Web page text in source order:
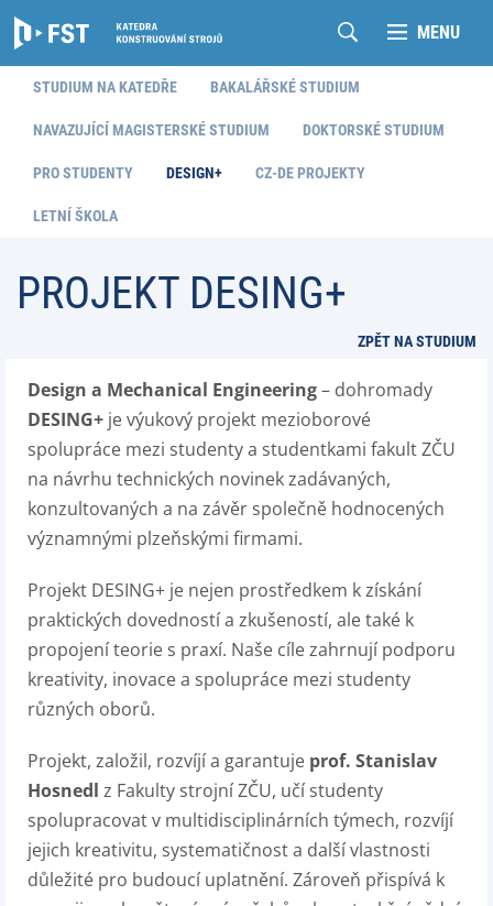
MENU
STUDIUM NA KATEDŘE BAKALÁŘSKÉ STUDIUM
NAVAZUJÍCÍ MAGISTERSKÉ STUDIUM DOKTORSKÉ STUDIUM
PRO STUDENTY DESIGN+ CZ-DE PROJEKTY
LETNÍ ŠKOLA
PROJEKT DESING+
ZPĚT NA STUDIUM
Design a Mechanical Engineering– dohromady
DESING+ je výukový projekt mezioborové
spolupráce mezi studenty a studentkami fakult ZČU
na návrhu technických novinek zadávaných,
konzultovaných a na závěr společně hodnocených
významnými plzeňskými firmami.
Projekt DESING+ je nejen prostředkem k získání
praktických dovedností a zkušeností, ale také k
propojení teorie s praxí. Naše cíle zahrnují podporu
kreativity, inovace a spolupráce mezi studenty
různých oborů.
Projekt, založil, rozvíjí a garantuje prof. Stanislav
Hosnedl z Fakulty strojní ZČU, učí studenty
spolupracovat v multidisciplinárních týmech, rozvíjí
jejich kreativitu, systematičnost a další vlastnosti
důležité pro budoucí uplatnění. Zároveň přispívá k